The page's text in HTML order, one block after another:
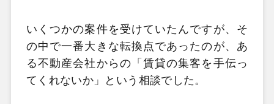
いくつかの案件を受けていたんですが、そ
の中で一番大きな転換点であったのが、あ
る不動産会社からの「賃貸の集客を手伝っ
てくれないか」という相談でした。